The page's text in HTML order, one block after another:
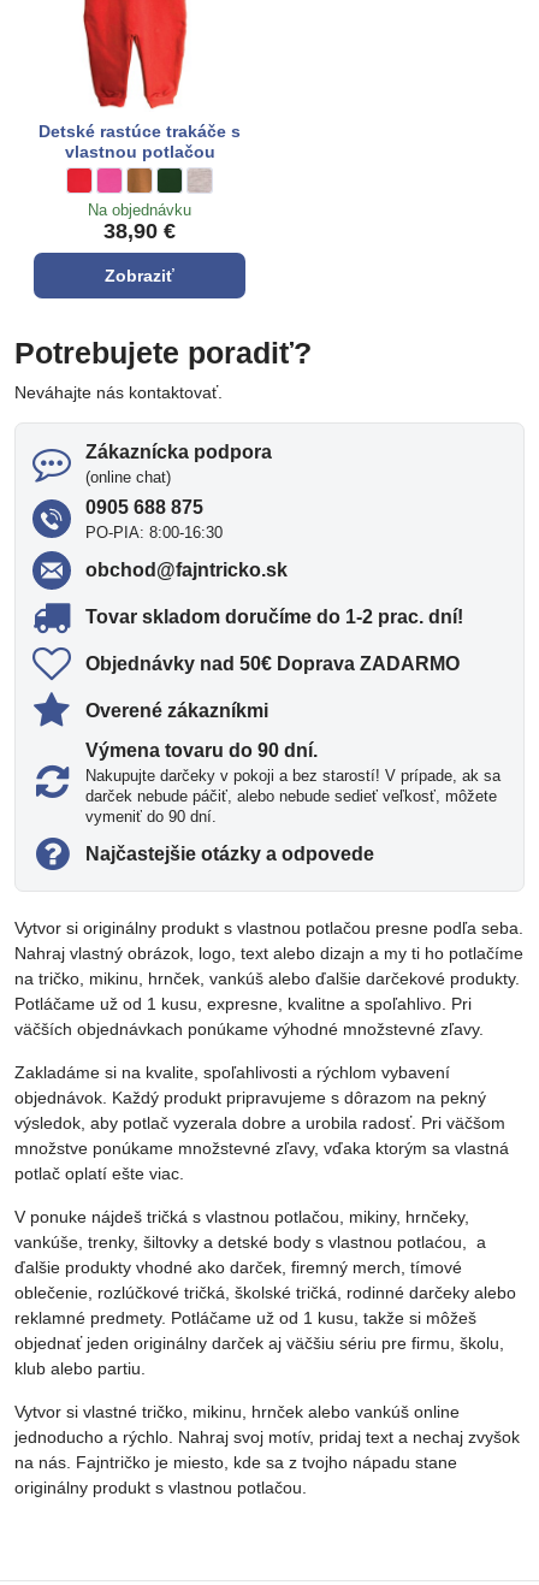
Detské rastúce trakáče s
vlastnou potlačou
Na objednávku
38,90 €
Zobraziť
Potrebujete poradiť?
Neváhajte nás kontaktovať.
Zákaznícka podpora
(online chat)
0905 688 875
PO-PIA: 8:00-16:30
obchod​@fajntricko​.sk
Tovar skladom doručíme do 1-2 prac​. dní!
Objednávky nad 50€ Doprava ZADARMO
Overené zákazníkmi
Výmena tovaru do 90 dní​.
Nakupujte darčeky v pokoji a bez starostí! V prípade, ak sa
darček nebude páčiť, alebo nebude sedieť veľkosť, môžete
vymeniť do 90 dní.
Najčastejšie otázky a odpovede
Vytvor si originálny produkt s vlastnou potlačou presne podľa seba.
Nahraj vlastný obrázok, logo, text alebo dizajn a my ti ho potlačíme
na tričko, mikinu, hrnček, vankúš alebo ďalšie darčekové produkty.
Potláčame už od 1 kusu, expresne, kvalitne a spoľahlivo. Pri
väčších objednávkach ponúkame výhodné množstevné zľavy.
Zakladáme si na kvalite, spoľahlivosti a rýchlom vybavení
objednávok. Každý produkt pripravujeme s dôrazom na pekný
výsledok, aby potlač vyzerala dobre a urobila radosť. Pri väčšom
množstve ponúkame množstevné zľavy, vďaka ktorým sa vlastná
potlač oplatí ešte viac.
V ponuke nájdeš tričká s vlastnou potlačou, mikiny, hrnčeky,
vankúše, trenky, šiltovky a detské body s vlastnou potlaćou, a
ďalšie produkty vhodné ako darček, firemný merch, tímové
oblečenie, rozlúčkové tričká, školské tričká, rodinné darčeky alebo
reklamné predmety. Potláčame už od 1 kusu, takže si môžeš
objednať jeden originálny darček aj väčšiu sériu pre firmu, školu,
klub alebo partiu.
Vytvor si vlastné tričko, mikinu, hrnček alebo vankúš online
jednoducho a rýchlo. Nahraj svoj motív, pridaj text a nechaj zvyšok
na nás. Fajntričko je miesto, kde sa z tvojho nápadu stane
originálny produkt s vlastnou potlačou.